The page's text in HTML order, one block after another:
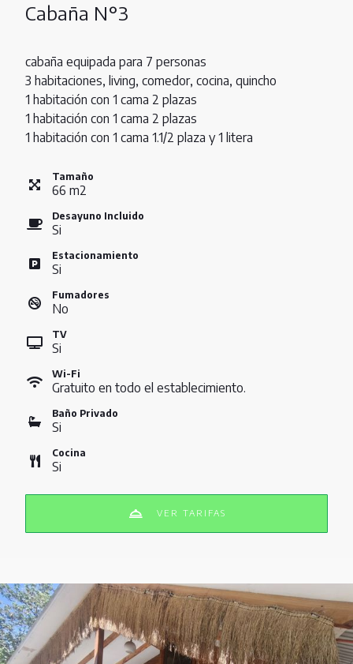
Cabaña N°3
cabaña equipada para 7 personas
3 habitaciones, living, comedor, cocina, quincho
1 habitación con 1 cama 2 plazas
1 habitación con 1 cama 2 plazas
1 habitación con 1 cama 1.1/2 plaza y 1 litera
Tamaño
66 m2
Desayuno Incluido
Si
Estacionamiento
Si
Fumadores
No
TV
Si
Wi-Fi
Gratuito en todo el establecimiento.
Baño Privado
Si
Cocina
Si
VER TARIFAS